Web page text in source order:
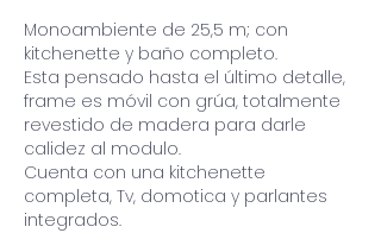
Monoambiente de 25,5 m; con
kitchenette y baño completo.
Esta pensado hasta el último detalle,
frame es móvil con grúa, totalmente
revestido de madera para darle
calidez al modulo.
Cuenta con una kitchenette
completa, Tv, domotica y parlantes
integrados.